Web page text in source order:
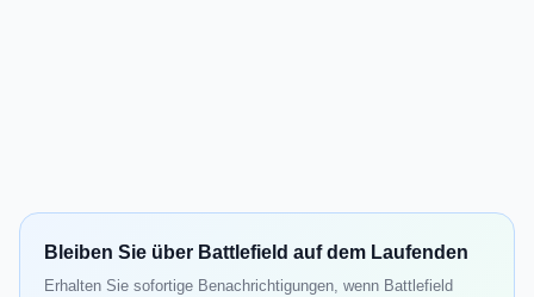
Bleiben Sie über Battlefield auf dem Laufenden
Erhalten Sie sofortige Benachrichtigungen, wenn Battlefield